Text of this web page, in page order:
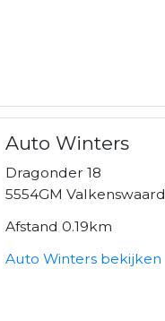
Auto Winters
Dragonder 18
5554GM Valkenswaard
Afstand 0.19km
Auto Winters bekijken